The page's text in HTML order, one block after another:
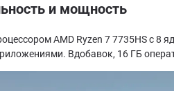
и мощность
AMD Ryzen 7 7735HS с 8
Вдобавок, 16 ГБ